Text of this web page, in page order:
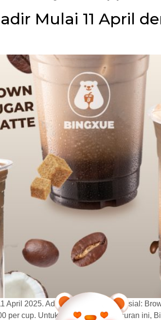
Mulai 11 April
April 2025. Ada tiga varian latte spesial:
per cup. Untuk merayakan peluncuran ini,